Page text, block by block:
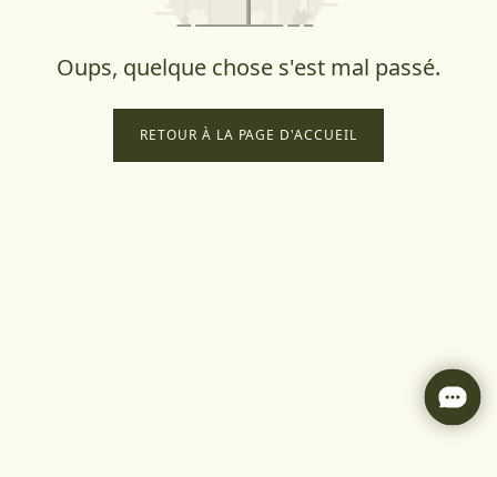
Oups, quelque chose s'est mal passé.
RETOUR À LA PAGE D'ACCUEIL